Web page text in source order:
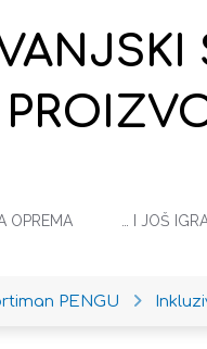
OPREMA … I JOŠ
PENGU